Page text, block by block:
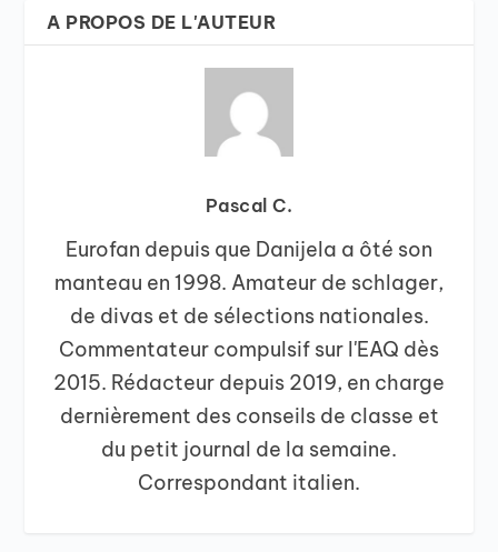
A PROPOS DE L'AUTEUR
Pascal C.
Eurofan depuis que Danijela a ôté son
manteau en 1998. Amateur de schlager,
de divas et de sélections nationales.
Commentateur compulsif sur l'EAQ dès
2015. Rédacteur depuis 2019, en charge
dernièrement des conseils de classe et
du petit journal de la semaine.
Correspondant italien.